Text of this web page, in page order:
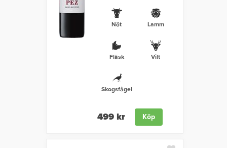
Nöt Lamm
Fläsk Vilt
Skogsfågel
499 kr Köp